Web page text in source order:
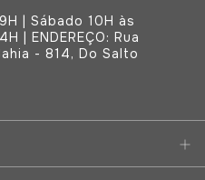
Bahia - 814, Do Salto